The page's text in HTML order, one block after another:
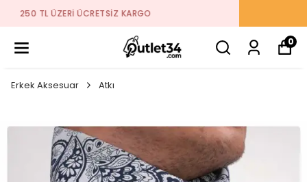
2026 SEZON ÜRÜNLER STOKLARDA
0
Erkek Aksesuar Atkı